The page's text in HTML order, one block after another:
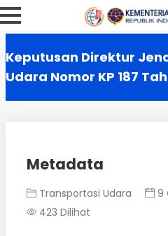
Keputusan Direktur
Udara Nomor KP 187
Metadata
Transportasi Udara
9
423 Dilihat